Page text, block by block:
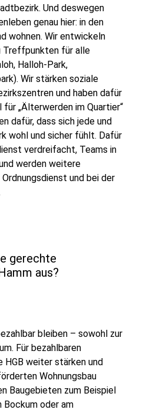
Und deswegen
genau hier: in den
wohnen. Wir entwickeln
Treffpunkten für alle
Halloh-Park,
Wir stärken soziale
und haben dafür
„Älterwerden im Quartier“
dafür, dass sich jede und
wohl und sicher fühlt. Dafür
verdreifacht, Teams in
werden weitere
und bei der
gerechte
aus?
bleiben – sowohl zur
Für bezahlbaren
HGB weiter stärken und
Wohnungsbau
Baugebieten zum Beispiel
Bockum oder am